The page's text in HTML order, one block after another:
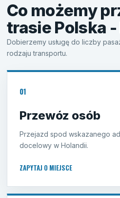
Co możemy
trasie Polska
Dobierzemy usługę do liczby
rodzaju transportu.
01
Przewóz osób
Przejazd spod wskazanego
docelowy w Holandii.
ZAPYTAJ O MIEJSCE